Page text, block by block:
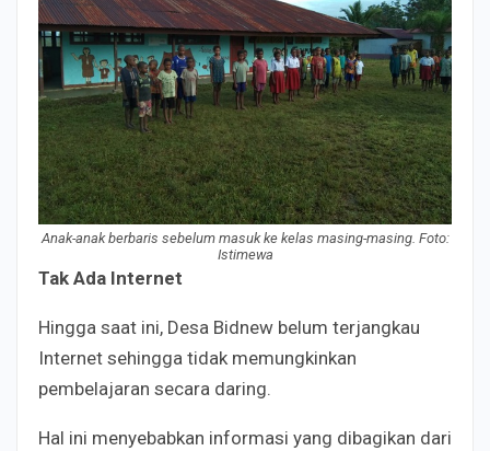
Anak-anak berbaris sebelum masuk ke kelas masing-masing. Foto:
Istimewa
Tak Ada Internet
Hingga saat ini, Desa Bidnew belum terjangkau
Internet sehingga tidak memungkinkan
pembelajaran secara daring.
Hal ini menyebabkan informasi yang dibagikan dari